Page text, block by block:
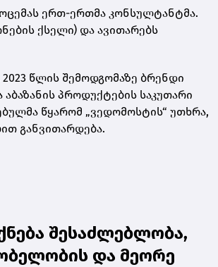
ერთ-ერთმა კონსულტანტმა.
ქსელი) და ავითარებს
წლის შემოდგომაზე ბრენდი
პროდუქტების საკუთარი
წყარომ „ვედომოსტის“ უთხრა,
განვითარდება.
შესაძლებლობა,
და მეორე